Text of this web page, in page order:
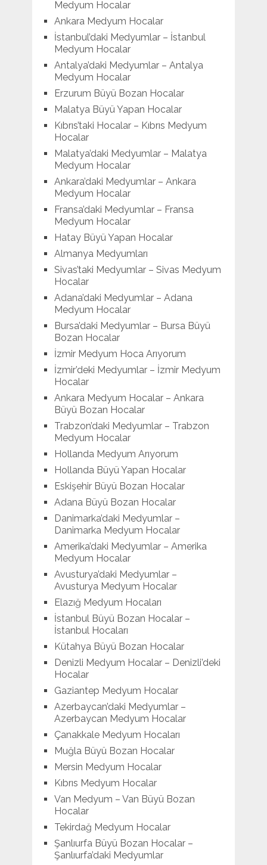
Medyum Hocalar
Ankara Medyum Hocalar
İstanbul’daki Medyumlar – İstanbul
Medyum Hocalar
Antalya’daki Medyumlar – Antalya
Medyum Hocalar
Erzurum Büyü Bozan Hocalar
Malatya Büyü Yapan Hocalar
Kıbrıs’taki Hocalar – Kıbrıs Medyum
Hocalar
Malatya’daki Medyumlar – Malatya
Medyum Hocalar
Ankara’daki Medyumlar – Ankara
Medyum Hocalar
Fransa’daki Medyumlar – Fransa
Medyum Hocalar
Hatay Büyü Yapan Hocalar
Almanya Medyumları
Sivas’taki Medyumlar – Sivas Medyum
Hocalar
Adana’daki Medyumlar – Adana
Medyum Hocalar
Bursa’daki Medyumlar – Bursa Büyü
Bozan Hocalar
İzmir Medyum Hoca Arıyorum
İzmir’deki Medyumlar – İzmir Medyum
Hocalar
Ankara Medyum Hocalar – Ankara
Büyü Bozan Hocalar
Trabzon’daki Medyumlar – Trabzon
Medyum Hocalar
Hollanda Medyum Arıyorum
Hollanda Büyü Yapan Hocalar
Eskişehir Büyü Bozan Hocalar
Adana Büyü Bozan Hocalar
Danimarka’daki Medyumlar –
Danimarka Medyum Hocalar
Amerika’daki Medyumlar – Amerika
Medyum Hocalar
Avusturya’daki Medyumlar –
Avusturya Medyum Hocalar
Elazığ Medyum Hocaları
İstanbul Büyü Bozan Hocalar –
İstanbul Hocaları
Kütahya Büyü Bozan Hocalar
Denizli Medyum Hocalar – Denizli’deki
Hocalar
Gaziantep Medyum Hocalar
Azerbaycan’daki Medyumlar –
Azerbaycan Medyum Hocalar
Çanakkale Medyum Hocaları
Muğla Büyü Bozan Hocalar
Mersin Medyum Hocalar
Kıbrıs Medyum Hocalar
Van Medyum – Van Büyü Bozan
Hocalar
Tekirdağ Medyum Hocalar
Şanlıurfa Büyü Bozan Hocalar –
Şanlıurfa’daki Medyumlar